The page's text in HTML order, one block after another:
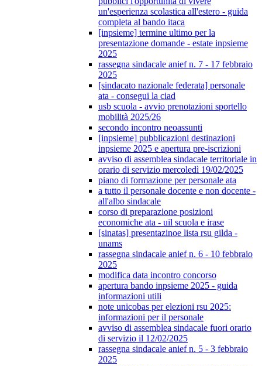
un'esperienza scolastica all'estero - guida
completa al bando itaca
[inpsieme] termine ultimo per la
presentazione domande - estate inpsieme
2025
rassegna sindacale anief n. 7 - 17 febbraio
2025
[sindacato nazionale federata] personale
ata - consegui la ciad
usb scuola - avvio prenotazioni sportello
mobilità 2025/26
secondo incontro neoassunti
[inpsieme] pubblicazioni destinazioni
inpsieme 2025 e apertura pre-iscrizioni
avviso di assemblea sindacale territoriale in
orario di servizio mercoledì 19/02/2025
piano di formazione per personale ata
a tutto il personale docente e non docente -
all'albo sindacale
corso di preparazione posizioni
economiche ata - uil scuola e irase
[sinatas] presentazinoe lista rsu gilda -
unams
rassegna sindacale anief n. 6 - 10 febbraio
2025
modifica data incontro concorso
apertura bando inpsieme 2025 - guida
informazioni utili
note unicobas per elezioni rsu 2025:
informazioni per il personale
avviso di assemblea sindacale fuori orario
di servizio il 12/02/2025
rassegna sindacale anief n. 5 - 3 febbraio
2025